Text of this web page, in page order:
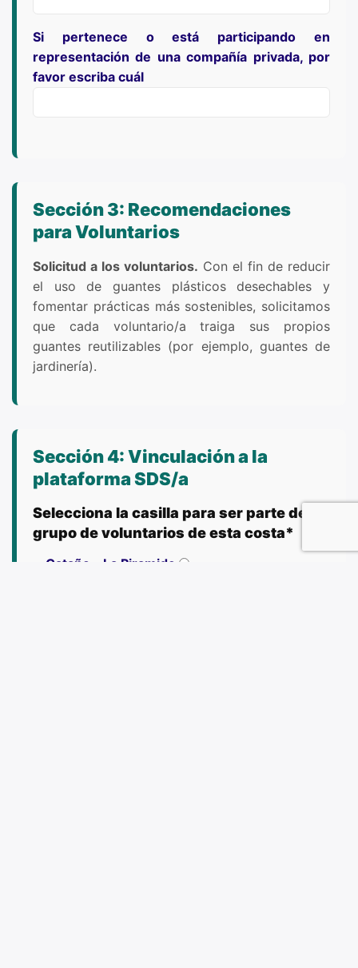
Si pertenece o está participando en
representación de una compañía privada, por
favor escriba cuál
Sección 3: Recomendaciones
para Voluntarios
Solicitud a los voluntarios. Con el fin de reducir
el uso de guantes plásticos desechables y
fomentar prácticas más sostenibles, solicitamos
que cada voluntario/a traiga sus propios
guantes reutilizables (por ejemplo, guantes de
jardinería).
Sección 4: Vinculación a la
plataforma SDS/a
Selecciona la casilla para ser parte del
grupo de voluntarios de esta costa*
Cataño - La Piramide